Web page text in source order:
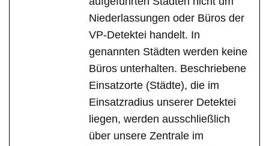
Niederlassungen oder Büros der
VP-Detektei handelt. In
genannten Städten werden keine
Büros unterhalten. Beschriebene
Einsatzorte (Städte), die im
Einsatzradius unserer Detektei
liegen, werden ausschließlich
über unsere Zentrale im